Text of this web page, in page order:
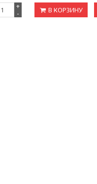
+
-
В КОРЗИНУ